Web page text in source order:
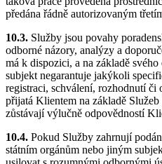
předána řádně autorizovaným
10.3. Služby jsou povahy
odborné názory, analýzy a
má k dispozici, a na základě
subjekt negarantuje jakýkoli
registraci, schválení, rozhodnutí
přijatá Klientem na základě
zůstávají výlučně odpovědností
10.4. Pokud Služby zahrnují
státním orgánům nebo jiným